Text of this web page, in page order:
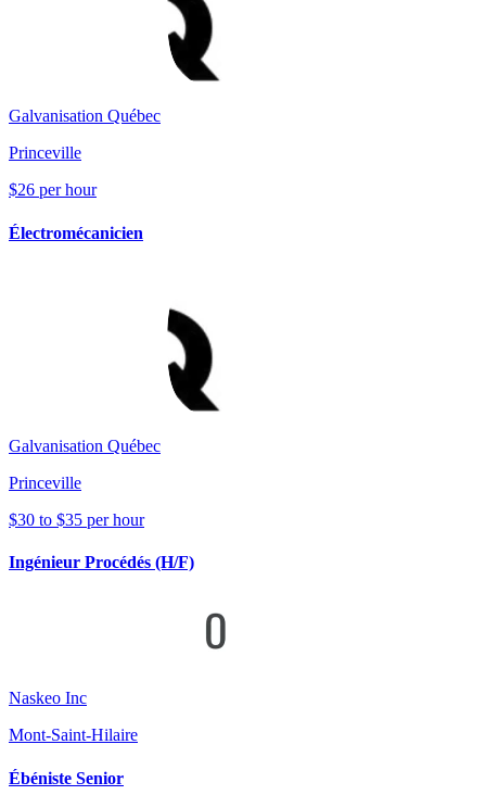
Galvanisation Québec
Princeville
$26 per hour
Électromécanicien
Galvanisation Québec
Princeville
$30 to $35 per hour
Ingénieur Procédés (H/F)
Naskeo Inc
Mont-Saint-Hilaire
Ébéniste Senior